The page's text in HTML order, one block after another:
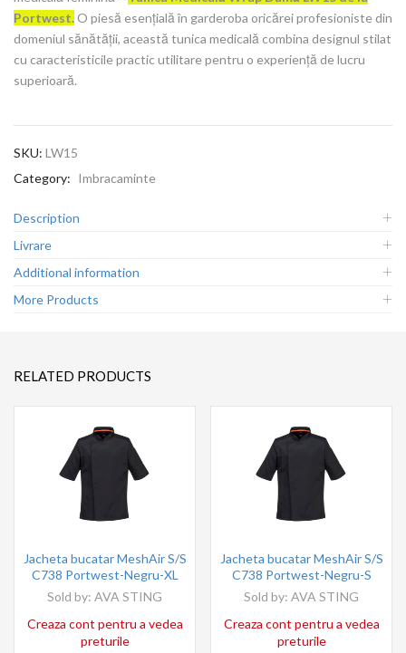
Portwest. O piesă esențială în garderoba oricărei profesioniste din
domeniul sănătății, această tunica medicală combina designul stilat
cu caracteristicile practic utilitare pentru o experiență de lucru
superioară.
SKU: LW15
Category: Imbracaminte
Description
Livrare
Additional information
More Products
RELATED PRODUCTS
Jacheta bucatar MeshAir S/S
C738 Portwest-Negru-XL
Sold by: AVA STING
Creaza cont pentru a vedea
preturile
Jacheta bucatar MeshAir S/S
C738 Portwest-Negru-S
Sold by: AVA STING
Creaza cont pentru a vedea
preturile